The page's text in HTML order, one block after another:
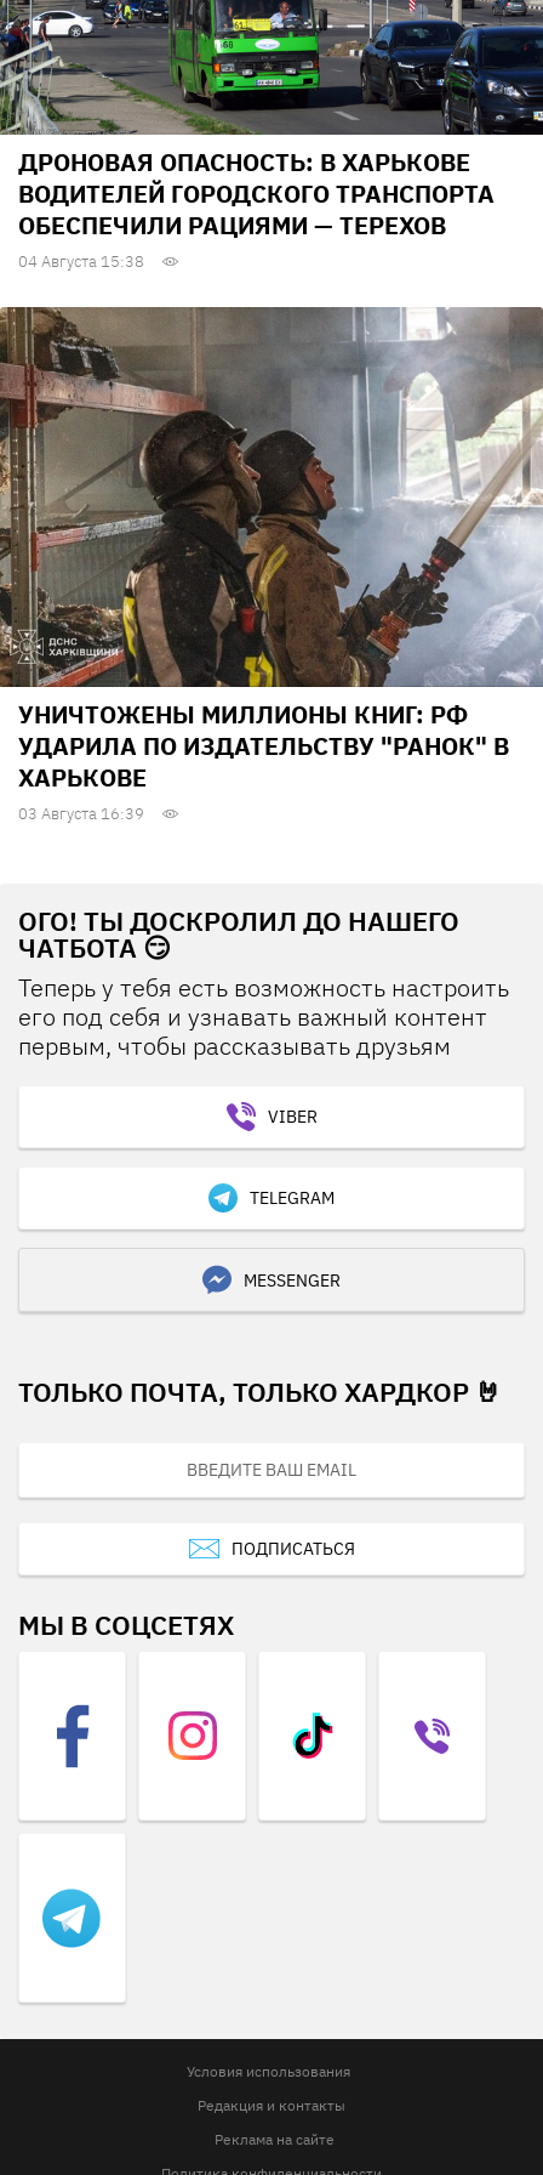
ДРОНОВАЯ ОПАСНОСТЬ: В ХАРЬКОВЕ
ВОДИТЕЛЕЙ ГОРОДСКОГО ТРАНСПОРТА
ОБЕСПЕЧИЛИ РАЦИЯМИ — ТЕРЕХОВ
04 Августа 15:38
УНИЧТОЖЕНЫ МИЛЛИОНЫ КНИГ: РФ
УДАРИЛА ПО ИЗДАТЕЛЬСТВУ "РАНОК" В
ХАРЬКОВЕ
03 Августа 16:39
ОГО! ТЫ ДОСКРОЛИЛ ДО НАШЕГО
ЧАТБОТА 😏
Теперь у тебя есть возможность настроить
его под себя и узнавать важный контент
первым, чтобы рассказывать друзьям
VIBER
TELEGRAM
MESSENGER
ТОЛЬКО ПОЧТА, ТОЛЬКО ХАРДКОР 🤘
ПОДПИСАТЬСЯ
МЫ В СОЦСЕТЯХ
Условия использования
Редакция и контакты
Реклама на сайте